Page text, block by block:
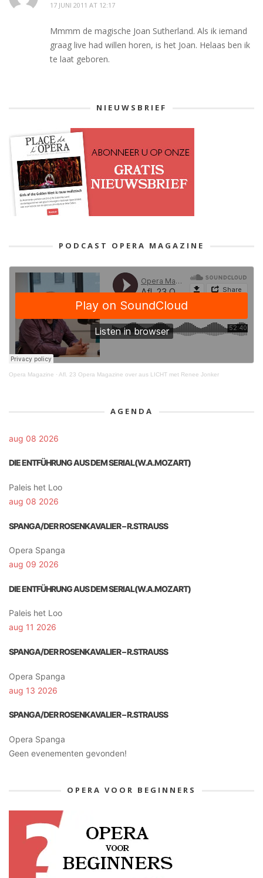
17 JUNI 2011 AT 12:17
Mmmm de magische Joan Sutherland. Als ik iemand
graag live had willen horen, is het Joan. Helaas ben ik
te laat geboren.
NIEUWSBRIEF
PODCAST OPERA MAGAZINE
Opera Magazine · Afl. 23 Opera Magazine over aus LICHT met Renee Jonker
AGENDA
aug 08 2026
DIE ENTFÜHRUNG AUS DEM SERIAL(W.A.MOZART)
Paleis het Loo
aug 08 2026
SPANGA/DER ROSENKAVALIER – R.STRAUSS
Opera Spanga
aug 09 2026
DIE ENTFÜHRUNG AUS DEM SERIAL(W.A.MOZART)
Paleis het Loo
aug 11 2026
SPANGA/DER ROSENKAVALIER – R.STRAUSS
Opera Spanga
aug 13 2026
SPANGA/DER ROSENKAVALIER – R.STRAUSS
Opera Spanga
Geen evenementen gevonden!
OPERA VOOR BEGINNERS